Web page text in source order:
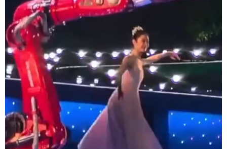
山东 河南 湖北
广东 海南
四川 贵州 云南 西藏
陕西 甘肃 青海
新疆 黑龙江
多语种频道